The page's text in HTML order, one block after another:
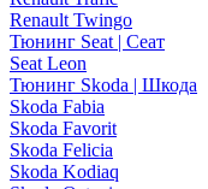
Renault Twingo
Тюнинг Seat | Сеат
Seat Leon
Тюнинг Skoda | Шкода
Skoda Fabia
Skoda Favorit
Skoda Felicia
Skoda Kodiaq